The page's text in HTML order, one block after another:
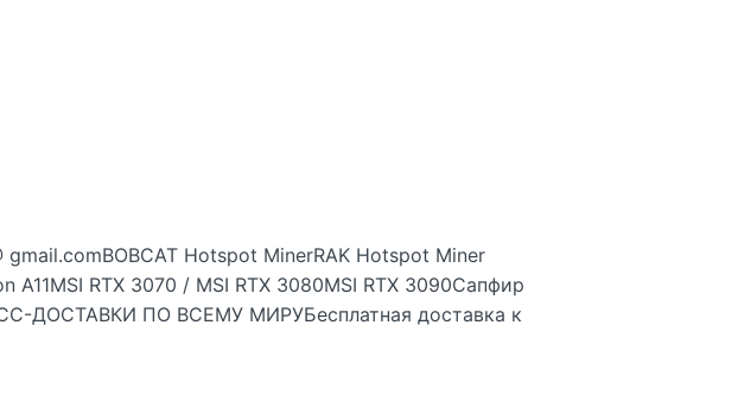
Hotspot MinerRAK Hotspot Miner
RTX 3070 / MSI RTX 3080MSI RTX 3090Сапфир
ДОСТАВКИ ПО ВСЕМУ МИРУБесплатная доставка к